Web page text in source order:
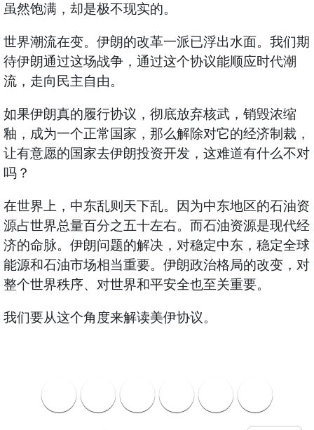
虽然饱满，却是极不现实的。
世界潮流在变。伊朗的改革一派已浮出水面。我们期
待伊朗通过这场战争，通过这个协议能顺应时代潮
流，走向民主自由。
如果伊朗真的履行协议，彻底放弃核武，销毁浓缩
釉，成为一个正常国家，那么解除对它的经济制裁，
让有意愿的国家去伊朗投资开发，这难道有什么不对
吗？
在世界上，中东乱则天下乱。因为中东地区的石油资
源占世界总量百分之五十左右。而石油资源是现代经
济的命脉。伊朗问题的解决，对稳定中东，稳定全球
能源和石油市场相当重要。伊朗政治格局的改变，对
整个世界秩序、对世界和平安全也至关重要。
我们要从这个角度来解读美伊协议。